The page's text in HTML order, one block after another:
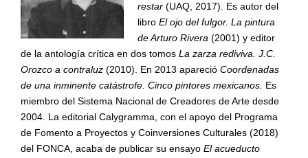
restar(UAQ, 2017). Es autor del
libro El ojo del fulgor. La pintura
de Arturo Rivera(2001) y editor
de la antología crítica en dos tomos La zarza rediviva. J.C.
Orozco a contraluz(2010). En 2013 apareció Coordenadas
de una inminente catástrofe. Cinco pintores mexicanos. Es
miembro del Sistema Nacional de Creadores de Arte desde
2004. La editorial Calygramma, con el apoyo del Programa
de Fomento a Proyectos y Coinversiones Culturales (2018)
del FONCA, acaba de publicar su ensayo El acueducto